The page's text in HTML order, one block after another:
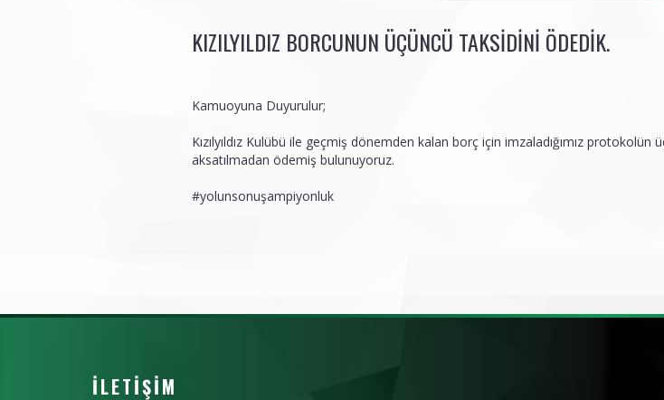
KIZILYILDIZ BORCUNUN ÜÇÜNCÜ TAKSIDINI ÖDEDIK.
Kamuoyuna Duyurulur;
Kızılyıldız Kulübü ile geçmiş dönemden kalan borç için imzaladığımız
aksatılmadan ödemiş bulunuyoruz.
#yolunsonuşampiyonluk
İLETIŞIM